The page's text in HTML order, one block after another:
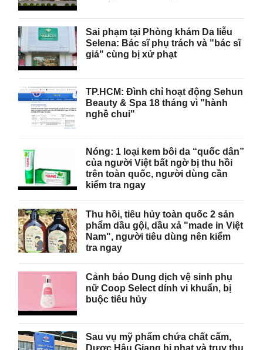
Sai phạm tại Phòng khám Da liễu
Selena: Bác sĩ phụ trách và "bác sĩ
giả" cùng bị xử phạt
TP.HCM: Đình chỉ hoạt động Sehun
Beauty & Spa 18 tháng vì "hành
nghề chui"
Nóng: 1 loại kem bôi da “quốc dân”
của người Việt bất ngờ bị thu hồi
trên toàn quốc, người dùng cần
kiểm tra ngay
Thu hồi, tiêu hủy toàn quốc 2 sản
phẩm dầu gội, dầu xả "made in Việt
Nam", người tiêu dùng nên kiểm
tra ngay
Cảnh báo Dung dịch vệ sinh phụ
nữ Coop Select dính vi khuẩn, bị
buộc tiêu hủy
Sau vụ mỹ phẩm chứa chất cấm,
Dược Hậu Giang bị phạt và truy thu